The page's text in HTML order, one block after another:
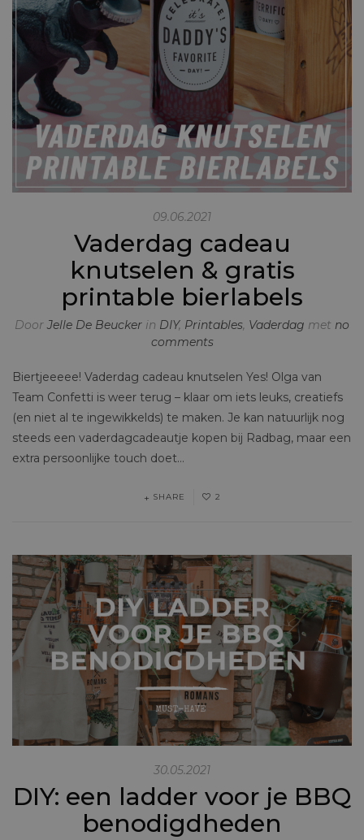
09.06.2021
Vaderdag cadeau
knutselen & gratis
printable bierlabels
DoorJelle De Beucker in DIY, Printables, Vaderdag met no
comments
Biertjeeeee! Vaderdag cadeau knutselen Yes! Olga van
Team Confetti is weer terug – klaar om iets leuks, creatiefs
(en niet al te ingewikkelds) te maken. Je kan natuurlijk nog
steeds een vaderdagcadeautje kopen bij Radbag, maar een
extra persoonlijke touch doet…
SHARE 2
30.05.2021
DIY: een ladder voor je BBQ
benodigdheden